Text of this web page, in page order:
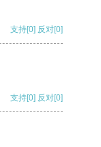
支持[0] 反对[0]
支持[0] 反对[0]